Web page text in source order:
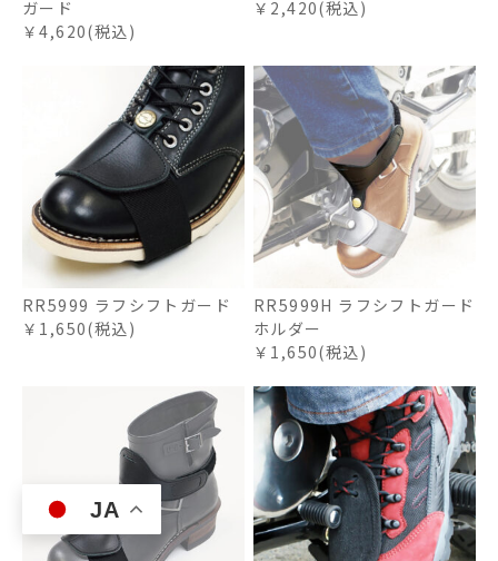
ガード
￥4,620(税込)
￥2,420(税込)
RR5999 ラフシフトガード
￥1,650(税込)
RR5999H ラフシフトガード
ホルダー
￥1,650(税込)
JA